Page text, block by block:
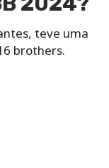
teve uma
brothers.